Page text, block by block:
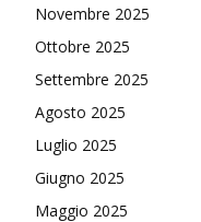
Novembre 2025
Ottobre 2025
Settembre 2025
Agosto 2025
Luglio 2025
Giugno 2025
Maggio 2025